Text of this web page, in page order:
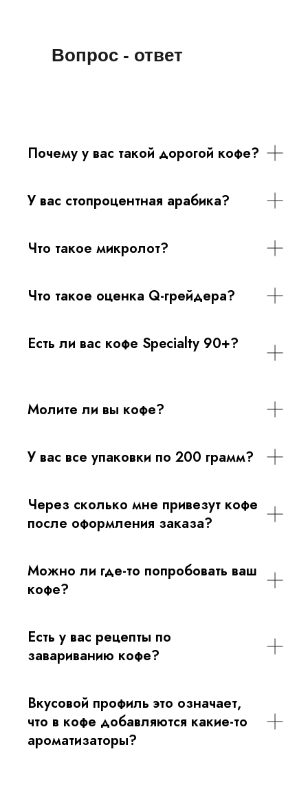
Вопрос - ответ
Почему у вас такой дорогой кофе?
У вас стопроцентная арабика?
Что такое микролот?
Что такое оценка Q-грейдера?
Есть ли вас кофе Specialty 90+?
Молите ли вы кофе?
У вас все упаковки по 200 грамм?
Через сколько мне привезут кофе
после оформления заказа?
Можно ли где-то попробовать ваш
кофе?
Есть у вас рецепты по
завариванию кофе?
Вкусовой профиль это означает,
что в кофе добавляются какие-то
ароматизаторы?